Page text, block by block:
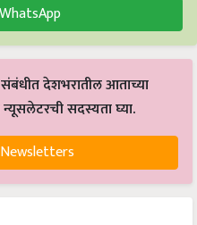
देशभरातील आताच्या
सदस्यता घ्या.